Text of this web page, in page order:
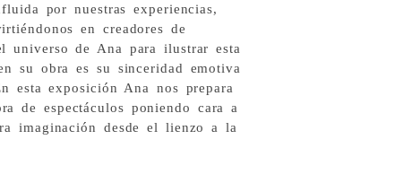
por nuestras experiencias,
en creadores de
universo de Ana para ilustrar esta
su obra es su sinceridad emotiva
esta exposición Ana nos prepara
de espectáculos poniendo cara a
imaginación desde el lienzo a la